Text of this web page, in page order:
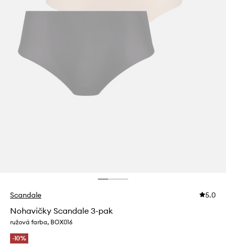
Scandale 5.0
Nohavičky Scandale 3-pak
ružová farba, BOX016
-10%